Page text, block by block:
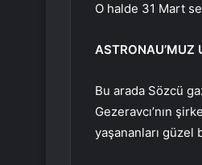
O halde 31 Mart
ASTRONAU’MUZ
Bu arada Sözcü
Gezeravcı’nın
yaşananları güzel